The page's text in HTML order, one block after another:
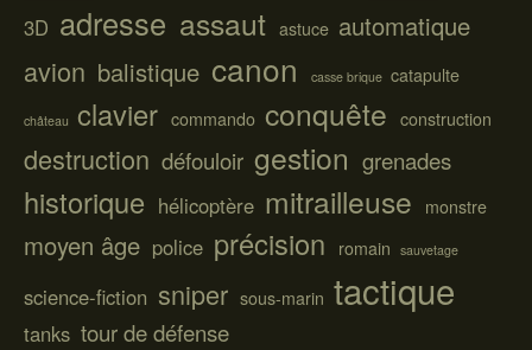
3D adresse assaut astuce automatique
avion balistique canon casse brique catapulte
château clavier commando conquête construction
destruction défouloir gestion grenades
historique hélicoptère mitrailleuse monstre
moyen âge police précision romain sauvetage
science-fiction sniper sous-marin tactique
tanks tour de défense